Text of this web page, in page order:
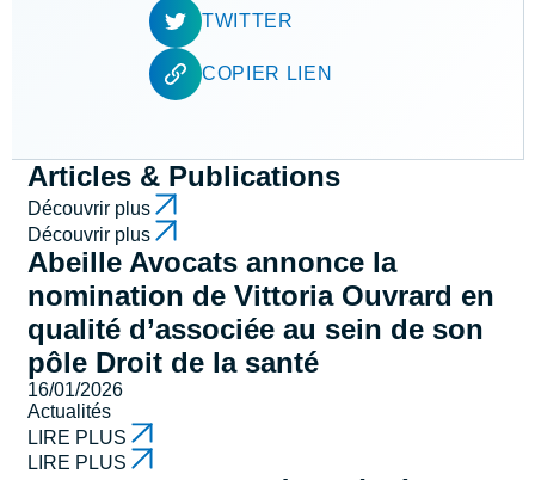
TWITTER
COPIER LIEN
Articles & Publications
Découvrir plus
Découvrir plus
Abeille Avocats annonce la
nomination de Vittoria Ouvrard en
qualité d’associée au sein de son
pôle Droit de la santé
16/01/2026
Actualités
LIRE PLUS
LIRE PLUS